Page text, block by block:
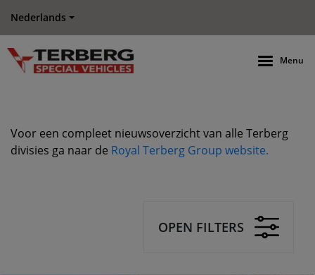
Nederlands
Menu
Voor een compleet nieuwsoverzicht van alle Terberg
divisies ga naar de Royal Terberg Group website.
OPEN FILTERS